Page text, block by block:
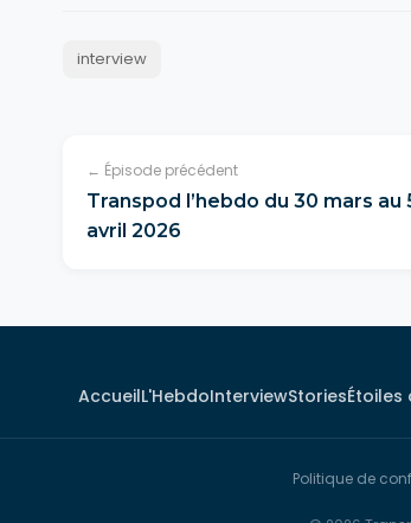
interview
← Épisode précédent
Transpod l’hebdo du 30 mars au
avril 2026
AccueilL'HebdoInterviewStoriesÉtoiles
Politique de